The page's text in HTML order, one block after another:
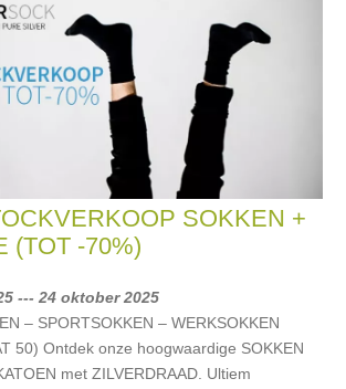
SOKKEN +
(TOT -70%)
--- 24 oktober 2025
– SPORTSOKKEN – WERKSOKKEN
50) Ontdek onze hoogwaardige SOKKEN
met ZILVERDRAAD. Ultiem